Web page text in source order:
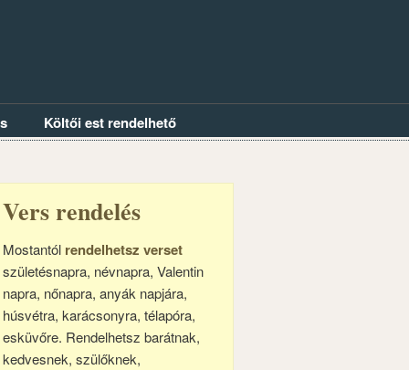
Költői est rendelhető
Vers rendelés
Mostantól rendelhetsz verset
születésnapra, névnapra, Valentin
napra, nőnapra, anyák napjára,
húsvétra, karácsonyra, télapóra,
esküvőre. Rendelhetsz barátnak,
kedvesnek, szülőknek,